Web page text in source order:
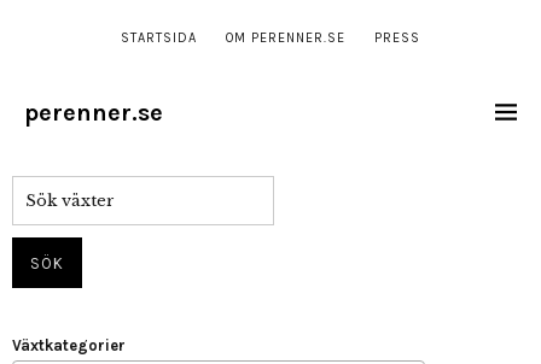
STARTSIDA OM PERENNER.SE PRESS
perenner.se
Växtkategorier